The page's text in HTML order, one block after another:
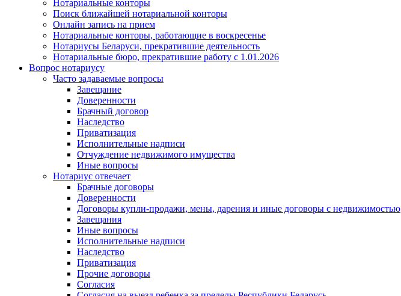
Нотариальные конторы
Поиск ближайшей нотариальной конторы
Онлайн запись на прием
Нотариальные конторы, работающие в воскресенье
Нотариусы Беларуси, прекратившие деятельность
Нотариальные бюро, прекратившие работу с 1.01.2026
Вопрос нотариусу
Часто задаваемые вопросы
Завещание
Доверенности
Брачный договор
Наследство
Приватизация
Исполнительные надписи
Отчуждение недвижимого имущества
Иные вопросы
Нотариус отвечает
Брачные договоры
Доверенности
Договоры купли-продажи, мены, дарения и иные договоры с недвижимостью
Завещания
Иные вопросы
Исполнительные надписи
Наследство
Приватизация
Прочие договоры
Согласия